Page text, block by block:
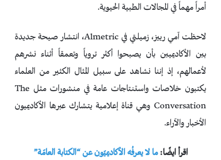
أمراً مهماً في المجالات الطبية الحيوية.
لاحظت آمي رييز، زميلتي في Almetric، انتشار صيحة جديدة
بين الأكاديميين بأن يصبحوا أكثر تروياً وتعمقاً أثناء نشرهم
لأعمالهم، إذ إننا نشاهد على سبيل المثال الكثير من العلماء
يكتبون خلاصات واستنتاجات عامة في منشورات مثل The
Conversation وهي قناة إعلامية يتشارك عبرها الأكاديميون
الأخبار والآراء.
اقرأ ايضًا:ما لا يعرفُه الأكاديميّون عن “الكتابة العامّة”